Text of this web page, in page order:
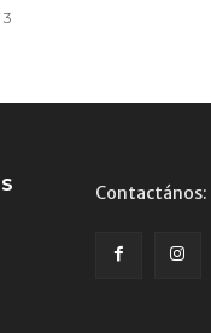
3
Contactános: